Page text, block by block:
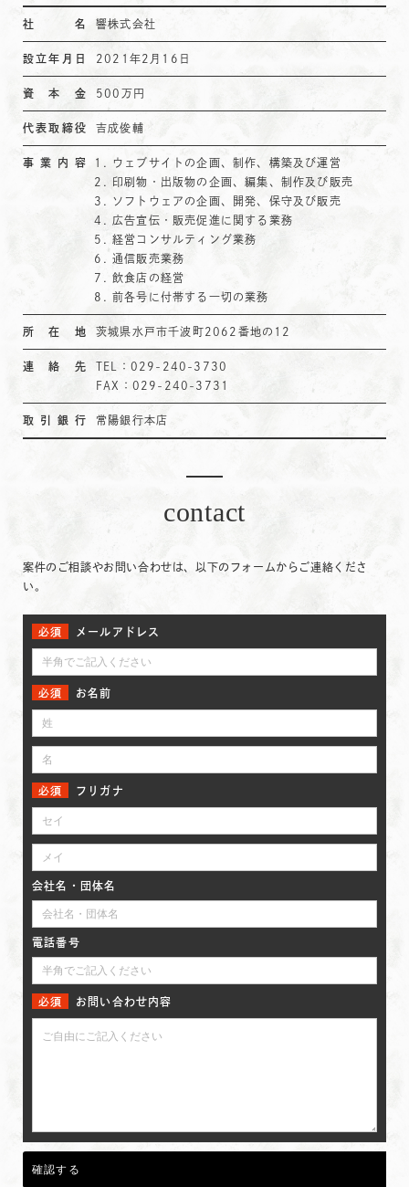
社名 響株式会社
設立年月日 2021年2月16日
資本金 500万円
代表取締役 吉成俊輔
事業内容
ウェブサイトの企画、制作、構築及び運営
印刷物・出版物の企画、編集、制作及び販売
ソフトウェアの企画、開発、保守及び販売
広告宣伝・販売促進に関する業務
経営コンサルティング業務
通信販売業務
飲食店の経営
前各号に付帯する一切の業務
所在地 茨城県水戸市千波町2062番地の12
連絡先
TEL：029-240-3730
FAX：029-240-3731
取引銀行 常陽銀行本店
contact
案件のご相談やお問い合わせは、以下のフォームからご連絡くださ
い。
メールアドレス
お名前
フリガナ
会社名・団体名
電話番号
お問い合わせ内容